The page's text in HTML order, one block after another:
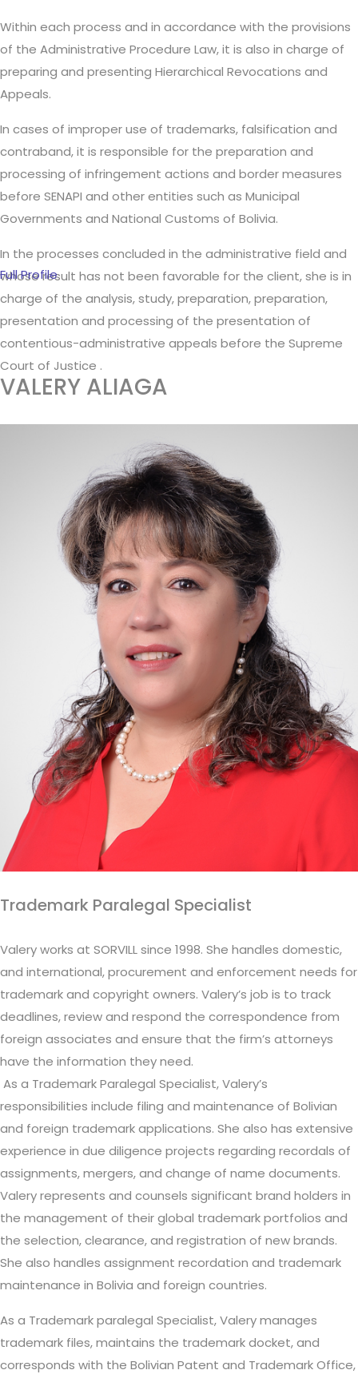
Within each process and in accordance with the provisions
of the Administrative Procedure Law, it is also in charge of
preparing and presenting Hierarchical Revocations and
Appeals.
In cases of improper use of trademarks, falsification and
contraband, it is responsible for the preparation and
processing of infringement actions and border measures
before SENAPI and other entities such as Municipal
Governments and National Customs of Bolivia.
In the processes concluded in the administrative field and
whose result has not been favorable for the client, she is in
charge of the analysis, study, preparation, preparation,
presentation and processing of the presentation of
contentious-administrative appeals before the Supreme
Court of Justice .
Full Profile
VALERY ALIAGA
Trademark Paralegal Specialist
Valery works at SORVILL since 1998. She handles domestic,
and international, procurement and enforcement needs for
trademark and copyright owners. Valery’s job is to track
deadlines, review and respond the correspondence from
foreign associates and ensure that the firm’s attorneys
have the information they need.
As a Trademark Paralegal Specialist, Valery’s
responsibilities include filing and maintenance of Bolivian
and foreign trademark applications. She also has extensive
experience in due diligence projects regarding recordals of
assignments, mergers, and change of name documents.
Valery represents and counsels significant brand holders in
the management of their global trademark portfolios and
the selection, clearance, and registration of new brands.
She also handles assignment recordation and trademark
maintenance in Bolivia and foreign countries.
As a Trademark paralegal Specialist, Valery manages
trademark files, maintains the trademark docket, and
corresponds with the Bolivian Patent and Trademark Office,